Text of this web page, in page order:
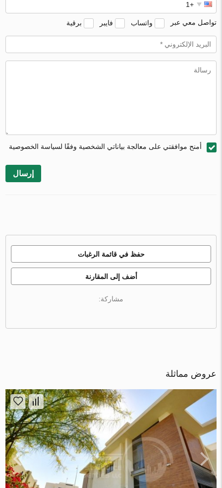
تواصل معي عبر واتساب فايبر برقية
أمنح موافقتي على معالجة بياناتي الشخصية وفقًا لسياسة الخصوصية
إرسال
حفظ في قائمة الرغبات
أضف إلى المقارنة
مشاركة:
عروض مماثلة